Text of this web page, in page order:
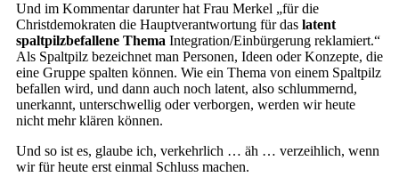
Und im Kommentar darunter hat Frau Merkel „für die
Christdemokraten die Hauptverantwortung für das latent
spaltpilzbefallene Thema Integration/Einbürgerung reklamiert.“
Als Spaltpilz bezeichnet man Personen, Ideen oder Konzepte, die
eine Gruppe spalten können. Wie ein Thema von einem Spaltpilz
befallen wird, und dann auch noch latent, also schlummernd,
unerkannt, unterschwellig oder verborgen, werden wir heute
nicht mehr klären können.
Und so ist es, glaube ich, verkehrlich … äh … verzeihlich, wenn
wir für heute erst einmal Schluss machen.